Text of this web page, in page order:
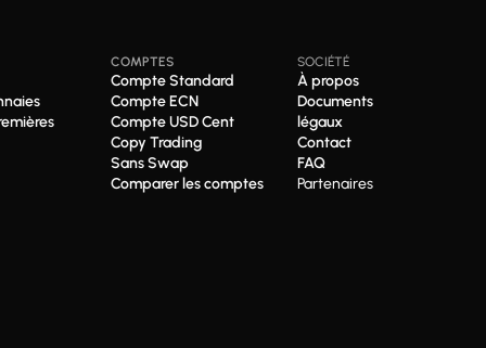
COMPTES
Compte Standard
Compte ECN
Compte USD Cent
Copy Trading
Sans Swap
Comparer les comptes
SOCIÉTÉ
À propos
Documents
légaux
Contact
FAQ
Partenaires